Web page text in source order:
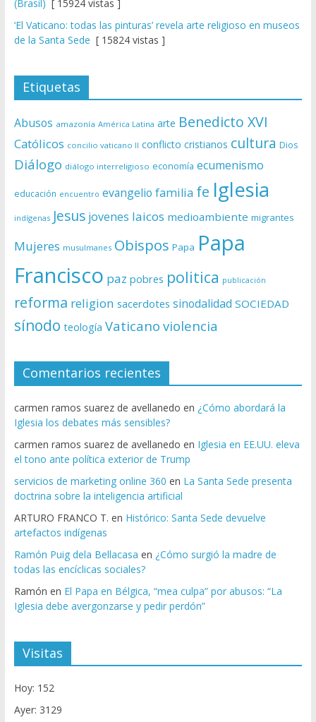
(Brasil) [ 15924 vistas ]
‘El Vaticano: todas las pinturas’ revela arte religioso en museos
de la Santa Sede [ 15824 vistas ]
Etiquetas
Abusos amazonía América Latina arte Benedicto XVI
Católicos concilio vaticano II conflicto cristianos cultura Dios
Diálogo diálogo interreligioso economía ecumenismo
educación encuentro evangelio familia fe Iglesia
indígenas Jesus jovenes laicos medioambiente migrantes
Mujeres musulmanes Obispos Papa Papa
Francisco paz pobres politica publicación
reforma religion sacerdotes sinodalidad SOCIEDAD
sínodo teología Vaticano violencia
Comentarios recientes
carmen ramos suarez de avellanedo en ¿Cómo abordará la
Iglesia los debates más sensibles?
carmen ramos suarez de avellanedo en Iglesia en EE.UU. eleva
el tono ante política exterior de Trump
servicios de marketing online 360 en La Santa Sede presenta
doctrina sobre la inteligencia artificial
ARTURO FRANCO T. en Histórico: Santa Sede devuelve
artefactos indígenas
Ramón Puig dela Bellacasa en ¿Cómo surgió la madre de
todas las encíclicas sociales?
Ramón en El Papa en Bélgica, “mea culpa” por abusos: “La
Iglesia debe avergonzarse y pedir perdón”
Visitas
Hoy: 152
Ayer: 3129